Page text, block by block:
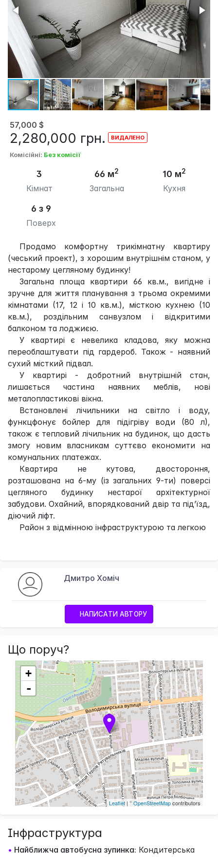
57,000 $
2,280,000 грн.
Комісійні: Без комісії
3
Кімнат
66 м2
Загальна
10 м2
Кухня
6 з 9
Поверх
Продамо комфортну трикімнатну квартиру
(чеський проект), з хорошим внутрішнім станом, у
нестарому цегляному будинку!
Загальна площа квартири 66 кв.м., вигідне і
зручне для життя планування з трьома окремими
кімнатами (17, 12 і 10 кв.м.), місткою кухнею (10
кв.м.), роздільним санвузлом і відкритими
балконом та лоджиєю.
У квартирі є невелика кладова, яку можна
переоблаштувати під гардероб. Також - наявний
сухий місткий підвал.
У квартирі - добротний внутрішній стан,
лишається частина наявних меблів, нові
металопластикові вікна.
Встановлені лічильники на світло і воду,
функцфонує бойлер для підігріву води (80 л),
також є тепловий лічильник на будинок, що дасть
змогу новим власникам суттєво економити на
комунальних платежах.
Квартира не кутова, двостороння,
розташована на 6-му (із загальних 9-ти) поверсі
цегляного будинку нестарої архітектурної
забудови. Охайний, впорядкований двір та під’їзд,
діючий ліфт.
Район з відмінною інфраструктурою та легкою
Дмитро Хоміч
НАПИСАТИ АВТОРУ
Що поруч?
+
-
Leaflet | ©OpenStreetMapcontributors
Інфраструктура
• Найближча автобусна зупинка: Кондитерська